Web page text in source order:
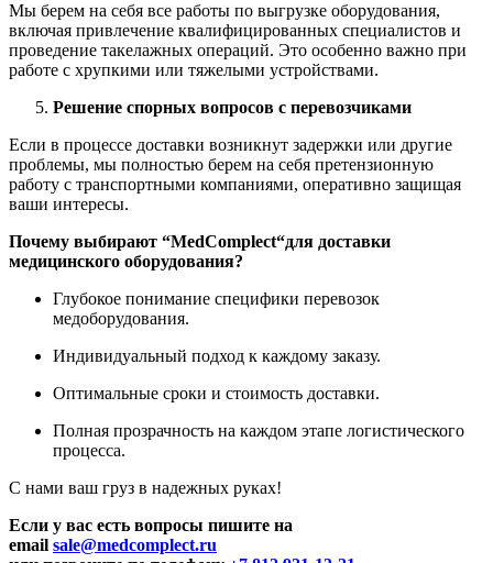
Мы берем на себя все работы по выгрузке оборудования,
включая привлечение квалифицированных специалистов и
проведение такелажных операций. Это особенно важно при
работе с хрупкими или тяжелыми устройствами.
Решение спорных вопросов с перевозчиками
Если в процессе доставки возникнут задержки или другие
проблемы, мы полностью берем на себя претензионную
работу с транспортными компаниями, оперативно защищая
ваши интересы.
Почему выбирают “MedComplect“для доставки
медицинского оборудования?
Глубокое понимание специфики перевозок
медоборудования.
Индивидуальный подход к каждому заказу.
Оптимальные сроки и стоимость доставки.
Полная прозрачность на каждом этапе логистического
процесса.
С нами ваш груз в надежных руках!
Если у вас есть вопросы пишите на
email sale@medcomplect.ru